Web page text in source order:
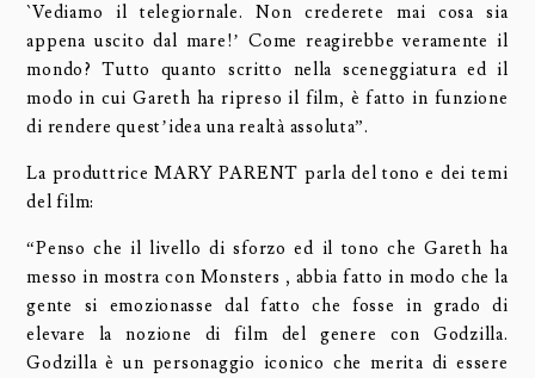
`Vediamo il telegiornale. Non crederete mai cosa sia
appena uscito dal mare!’ Come reagirebbe veramente il
mondo? Tutto quanto scritto nella sceneggiatura ed il
modo in cui Gareth ha ripreso il film, è fatto in funzione
di rendere quest’idea una realtà assoluta”.
La produttrice MARY PARENT parla del tono e dei temi
del film:
“Penso che il livello di sforzo ed il tono che Gareth ha
messo in mostra con Monsters , abbia fatto in modo che la
gente si emozionasse dal fatto che fosse in grado di
elevare la nozione di film del genere con Godzilla.
Godzilla è un personaggio iconico che merita di essere